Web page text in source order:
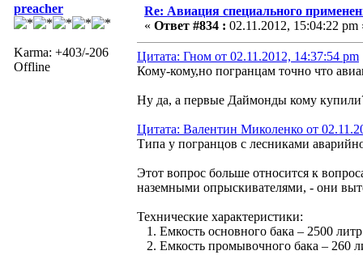
preacher
Karma: +403/-206
Offline
Re: Авиация специального
« Ответ #834 : 02.11.2012, 15:04:22 pm
Цитата: Гном от 02.11.2012, 14:37:54 pm
Кому-кому,но погранцам точно что
Ну да, а первые Даймонды кому
Цитата: Валентин Миколенко от
Типа у погранцов с лесниками
Этот вопрос больше относится к
наземными опрыскивателями, - они
Технические характеристики:
1. Емкость основного бака – 2500
2. Емкость промывочного бака – 260